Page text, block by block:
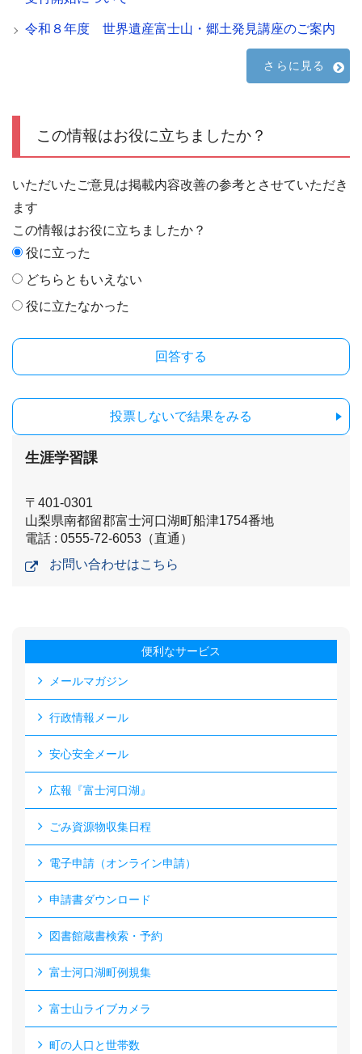
令和８年度 世界遺産富士山・郷土発見講座のご案内
さらに見る
この情報はお役に立ちましたか？
いただいたご意見は掲載内容改善の参考とさせていただき
ます
この情報はお役に立ちましたか？
役に立った
どちらともいえない
役に立たなかった
投票しないで結果をみる
生涯学習課
〒401-0301
山梨県南都留郡富士河口湖町船津1754番地
電話 : 0555-72-6053（直通）
お問い合わせはこちら
便利なサービス
メールマガジン
行政情報メール
安心安全メール
広報『富士河口湖』
ごみ資源物収集日程
電子申請（オンライン申請）
申請書ダウンロード
図書館蔵書検索・予約
富士河口湖町例規集
富士山ライブカメラ
町の人口と世帯数